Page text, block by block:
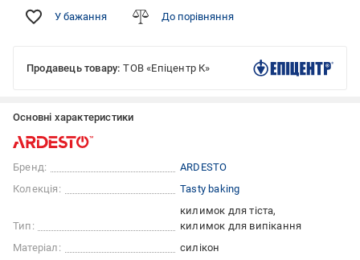
У бажання До порівняння
Продавець товару: ТОВ «Епіцентр К»
Основні характеристики
Бренд:
ARDESTO
Колекція:
Tasty baking
Тип:
килимок для тіста
килимок для випікання
Матеріал:
силікон